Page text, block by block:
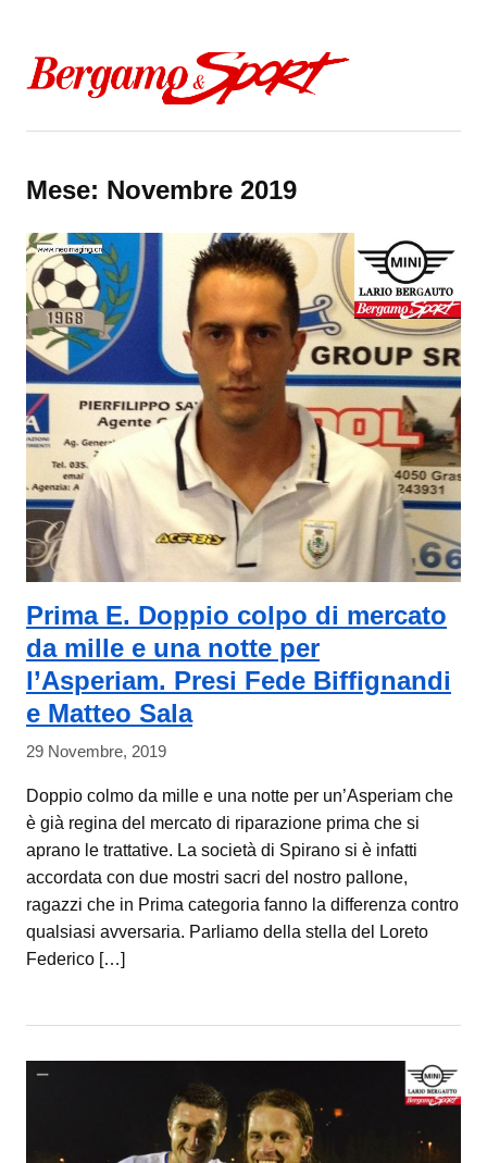
Mese: Novembre 2019
Prima E. Doppio colpo di mercato
da mille e una notte per
l’Asperiam. Presi Fede Biffignandi
e Matteo Sala
29 Novembre, 2019
Doppio colmo da mille e una notte per un’Asperiam che
è già regina del mercato di riparazione prima che si
aprano le trattative. La società di Spirano si è infatti
accordata con due mostri sacri del nostro pallone,
ragazzi che in Prima categoria fanno la differenza contro
qualsiasi avversaria. Parliamo della stella del Loreto
Federico […]